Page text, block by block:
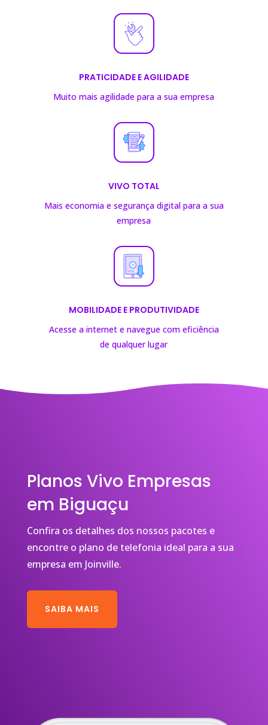
PRATICIDADE E AGILIDADE
Muito mais agilidade para a sua empresa
VIVO TOTAL
Mais economia e segurança digital para a sua
empresa
MOBILIDADE E PRODUTIVIDADE
Acesse a internet e navegue com eficiência
dequalquer lugar
Planos Vivo Empresas
em Biguaçu
Confira os detalhes dos nossos pacotes e
encontre o plano de telefonia ideal para a sua
empresa em Joinville.
SAIBA MAIS